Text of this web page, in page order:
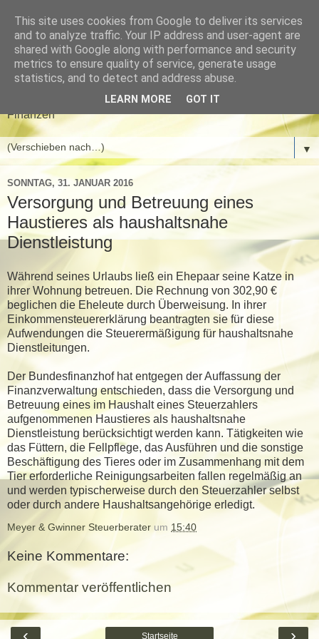
Meyer & Gwinner
Steuerberater
Aktuelle News aus den Bereichen Steuern, Wirtschaft und
Finanzen
▼
SONNTAG, 31. JANUAR 2016
Versorgung und Betreuung eines
Haustieres als haushaltsnahe
Dienstleistung
Während seines Urlaubs ließ ein Ehepaar seine Katze in
ihrer Wohnung betreuen. Die Rechnung von 302,90 €
beglichen die Eheleute durch Überweisung. In ihrer
Einkommensteuererklärung beantragten sie für diese
Aufwendungen die Steuerermäßigung für haushaltsnahe
Dienstleitungen.
Der Bundesfinanzhof hat entgegen der Auffassung der
Finanzverwaltung entschieden, dass die Versorgung und
Betreuung eines im Haushalt eines Steuerzahlers
aufgenommenen Haustieres als haushaltsnahe
Dienstleistung berücksichtigt werden kann. Tätigkeiten wie
das Füttern, die Fellpflege, das Ausführen und die sonstige
Beschäftigung des Tieres oder im Zusammenhang mit dem
Tier erforderliche Reinigungsarbeiten fallen regelmäßig an
und werden typischerweise durch den Steuerzahler selbst
oder durch andere Haushaltsangehörige erledigt.
Meyer & Gwinner Steuerberater um 15:40
Keine Kommentare:
Kommentar veröffentlichen
Startseite
This site uses cookies from Google to deliver its services
and to analyze traffic. Your IP address and user-agent are
shared with Google along with performance and security
metrics to ensure quality of service, generate usage
statistics, and to detect and address abuse.
LEARN MORE GOT IT